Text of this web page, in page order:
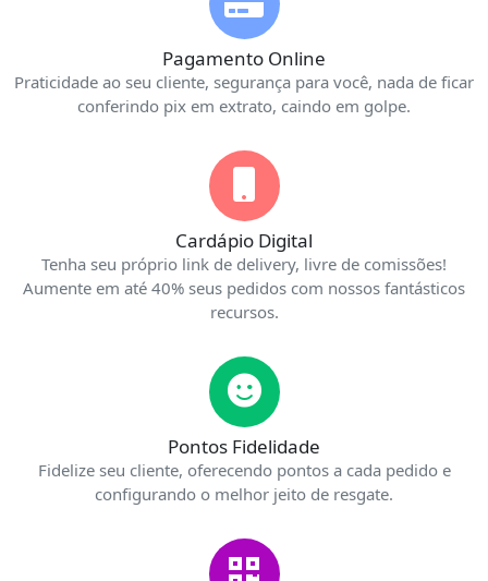
Pagamento Online
Praticidade ao seu cliente, segurança para você, nada de ficar
conferindo pix em extrato, caindo em golpe.
Cardápio Digital
Tenha seu próprio link de delivery, livre de comissões!
Aumente em até 40% seus pedidos com nossos fantásticos
recursos.
Pontos Fidelidade
Fidelize seu cliente, oferecendo pontos a cada pedido e
configurando o melhor jeito de resgate.